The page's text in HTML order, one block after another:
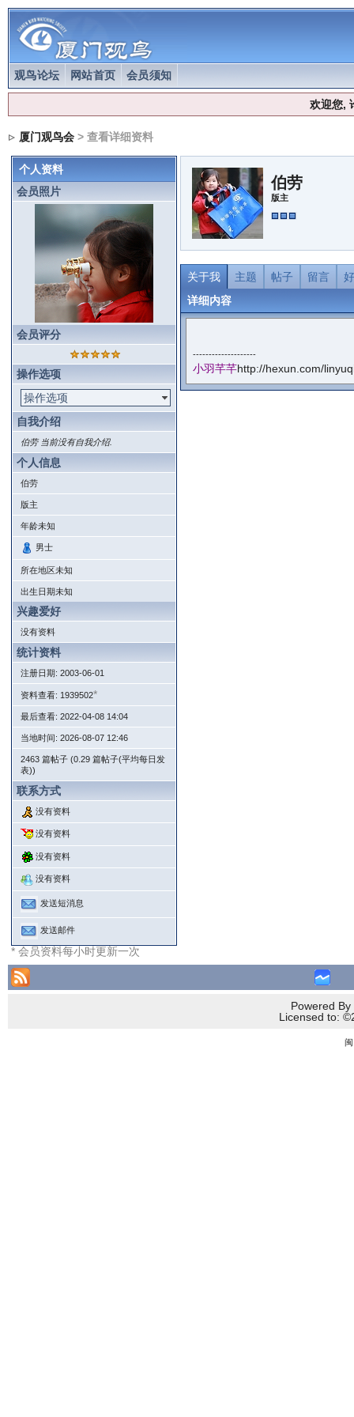
观鸟论坛 网站首页 会员须知
欢迎您,
厦门观鸟会> 查看详细资料
个人资料
会员照片
会员评分
操作选项
操作选项
自我介绍
伯劳 当前没有自我介绍.
个人信息
伯劳
版主
年龄未知
男士
所在地区未知
出生日期未知
兴趣爱好
没有资料
统计资料
注册日期: 2003-06-01
资料查看: 1939502*
最后查看: 2022-04-08 14:04
当地时间: 2026-08-07 12:46
2463 篇帖子 (0.29 篇帖子(平均每日发
表))
联系方式
没有资料
没有资料
没有资料
没有资料
发送短消息
发送邮件
* 会员资料每小时更新一次
伯劳
版主
关于我 主题 帖子 留言
详细内容
--------------------
小羽芊芊http://hexun.com/
Powered
Licensed to: